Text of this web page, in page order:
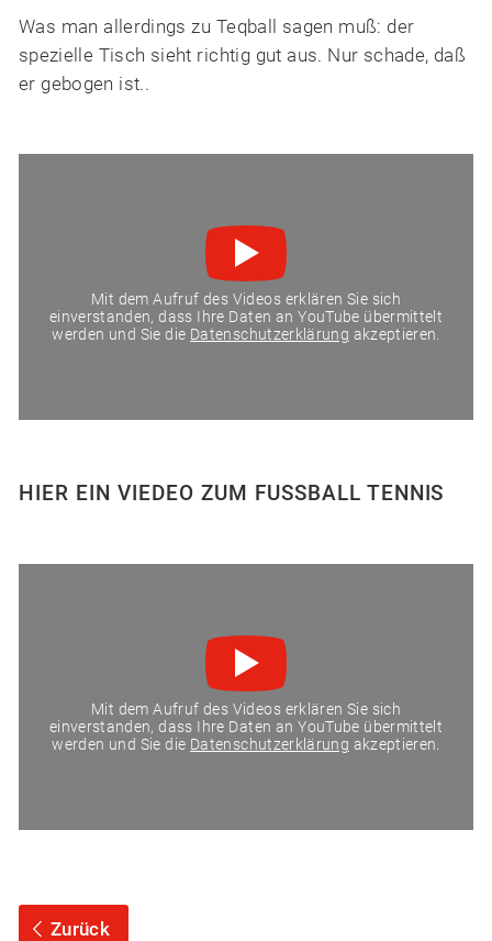
Was man allerdings zu Teqball sagen muß: der
spezielle Tisch sieht richtig gut aus. Nur schade, daß
er gebogen ist..
Mit dem Aufruf des Videos erklären Sie sich
einverstanden, dass Ihre Daten an YouTube übermittelt
werden und Sie die Datenschutzerklärung akzeptieren.
HIER EIN VIEDEO ZUM FUSSBALL TENNIS
Mit dem Aufruf des Videos erklären Sie sich
einverstanden, dass Ihre Daten an YouTube übermittelt
werden und Sie die Datenschutzerklärung akzeptieren.
Zurück